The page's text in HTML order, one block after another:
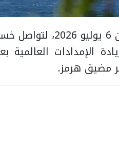
تراجعت أسعار النفط خلال تعاملات
الإمدادات العالمية
مضيق هرمز.